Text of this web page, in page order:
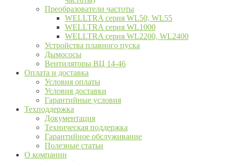
Преобразователи частоты
WELLTRA cерия WL50, WL55
WELLTRA cерия WL1000
WELLTRA серия WL2200, WL2400
Устройства плавного пуска
Дымососы
Вентиляторы ВЦ 14-46
Оплата и доставка
Условия оплаты
Условия доставки
Гарантийные условия
Техподдержка
Документация
Техническая поддержка
Гарантийное обслуживание
Полезные статьи
О компании